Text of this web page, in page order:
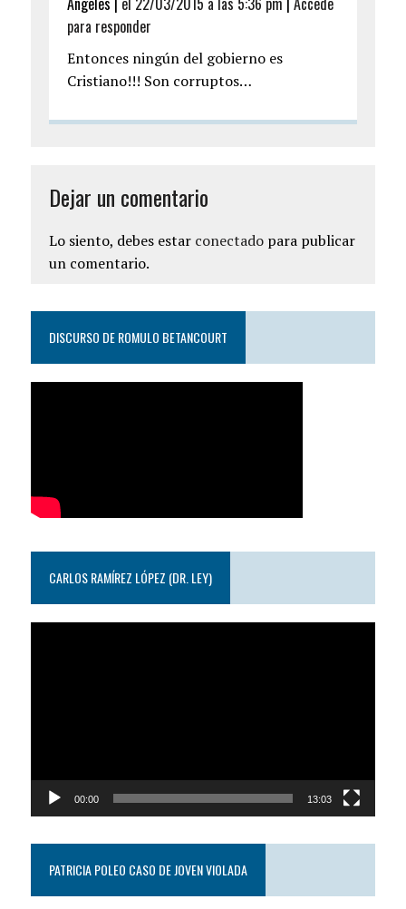
para responder
Entonces ningún del gobierno es
Cristiano!!! Son corruptos…
Dejar un comentario
Lo siento, debes estar conectadopara publicar
un comentario.
DISCURSO DE ROMULO BETANCOURT
CARLOS RAMÍREZ LÓPEZ (DR. LEY)
00:00 13:03
PATRICIA POLEO CASO DE JOVEN VIOLADA